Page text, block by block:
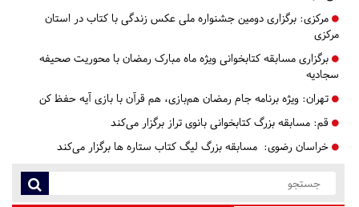
مرکزی: برگزاری دومین جشنواره ملی عکس زندگی با کتاب در استان
مرکزی
برگزاری مسابقه کتابخوانی ویژه ماه مبارک رمضان با محوریت صحیفه
سجادیه
تهران: ویژه برنامه جام رمضان هم‌بازی، هم قرآن با بازی آیه حفظ کن
قم: مسابقه بزرگ کتابخوانی بانوی تراز برگزار می‌کند
خراسان رضوی: مسابقه بزرگ لیگ کتاب ستاره ها برگزار می‌کند